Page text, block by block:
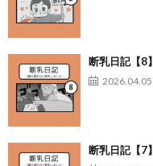
断乳日記【8】
2026.04.05
断乳日記【7】